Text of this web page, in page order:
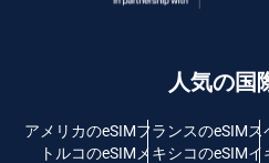
人気の国
アメリカのeSIMフランスのeSIMス
トルコのeSIM メキシコのeSIMイ